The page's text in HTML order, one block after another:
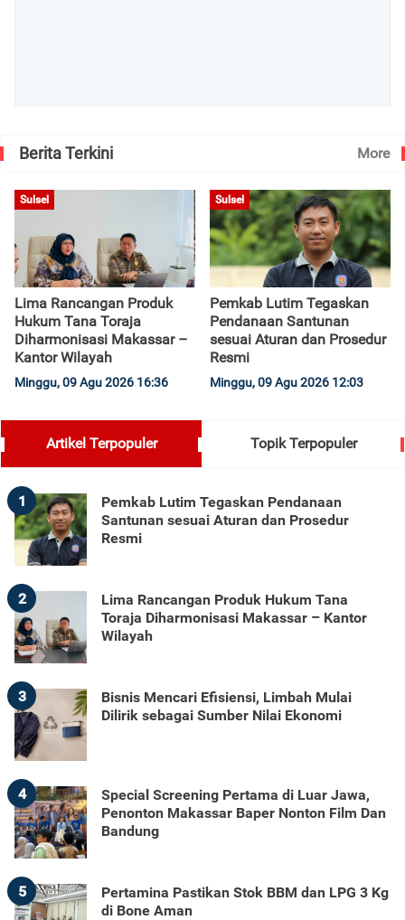
Berita Terkini More
Sulsel
Lima Rancangan Produk
Hukum Tana Toraja
Diharmonisasi Makassar –
Kantor Wilayah
Minggu, 09 Agu 2026 16:36
Sulsel
Pemkab Lutim Tegaskan
Pendanaan Santunan
sesuai Aturan dan Prosedur
Resmi
Minggu, 09 Agu 2026 12:03
Artikel Terpopuler Topik Terpopuler
1
Pemkab Lutim Tegaskan Pendanaan
Santunan sesuai Aturan dan Prosedur
Resmi
2
Lima Rancangan Produk Hukum Tana
Toraja Diharmonisasi Makassar – Kantor
Wilayah
3
Bisnis Mencari Efisiensi, Limbah Mulai
Dilirik sebagai Sumber Nilai Ekonomi
4
Special Screening Pertama di Luar Jawa,
Penonton Makassar Baper Nonton Film Dan
Bandung
5
Pertamina Pastikan Stok BBM dan LPG 3 Kg
di Bone Aman